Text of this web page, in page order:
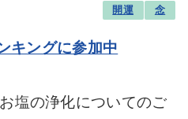
開運 念
キングに参加中
塩の浄化についてのご